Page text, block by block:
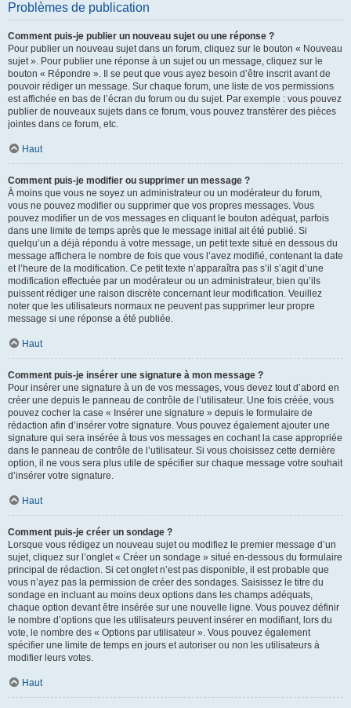
Problèmes de publication
Comment puis-je publier un nouveau sujet ou une réponse ?
Pour publier un nouveau sujet dans un forum, cliquez sur le bouton « Nouveau
sujet ». Pour publier une réponse à un sujet ou un message, cliquez sur le
bouton « Répondre ». Il se peut que vous ayez besoin d’être inscrit avant de
pouvoir rédiger un message. Sur chaque forum, une liste de vos permissions
est affichée en bas de l’écran du forum ou du sujet. Par exemple : vous pouvez
publier de nouveaux sujets dans ce forum, vous pouvez transférer des pièces
jointes dans ce forum, etc.
Haut
Comment puis-je modifier ou supprimer un message ?
À moins que vous ne soyez un administrateur ou un modérateur du forum,
vous ne pouvez modifier ou supprimer que vos propres messages. Vous
pouvez modifier un de vos messages en cliquant le bouton adéquat, parfois
dans une limite de temps après que le message initial ait été publié. Si
quelqu’un a déjà répondu à votre message, un petit texte situé en dessous du
message affichera le nombre de fois que vous l’avez modifié, contenant la date
et l’heure de la modification. Ce petit texte n’apparaîtra pas s’il s’agit d’une
modification effectuée par un modérateur ou un administrateur, bien qu’ils
puissent rédiger une raison discrète concernant leur modification. Veuillez
noter que les utilisateurs normaux ne peuvent pas supprimer leur propre
message si une réponse a été publiée.
Haut
Comment puis-je insérer une signature à mon message ?
Pour insérer une signature à un de vos messages, vous devez tout d’abord en
créer une depuis le panneau de contrôle de l’utilisateur. Une fois créée, vous
pouvez cocher la case « Insérer une signature » depuis le formulaire de
rédaction afin d’insérer votre signature. Vous pouvez également ajouter une
signature qui sera insérée à tous vos messages en cochant la case appropriée
dans le panneau de contrôle de l’utilisateur. Si vous choisissez cette dernière
option, il ne vous sera plus utile de spécifier sur chaque message votre souhait
d’insérer votre signature.
Haut
Comment puis-je créer un sondage ?
Lorsque vous rédigez un nouveau sujet ou modifiez le premier message d’un
sujet, cliquez sur l’onglet « Créer un sondage » situé en-dessous du formulaire
principal de rédaction. Si cet onglet n’est pas disponible, il est probable que
vous n’ayez pas la permission de créer des sondages. Saisissez le titre du
sondage en incluant au moins deux options dans les champs adéquats,
chaque option devant être insérée sur une nouvelle ligne. Vous pouvez définir
le nombre d’options que les utilisateurs peuvent insérer en modifiant, lors du
vote, le nombre des « Options par utilisateur ». Vous pouvez également
spécifier une limite de temps en jours et autoriser ou non les utilisateurs à
modifier leurs votes.
Haut